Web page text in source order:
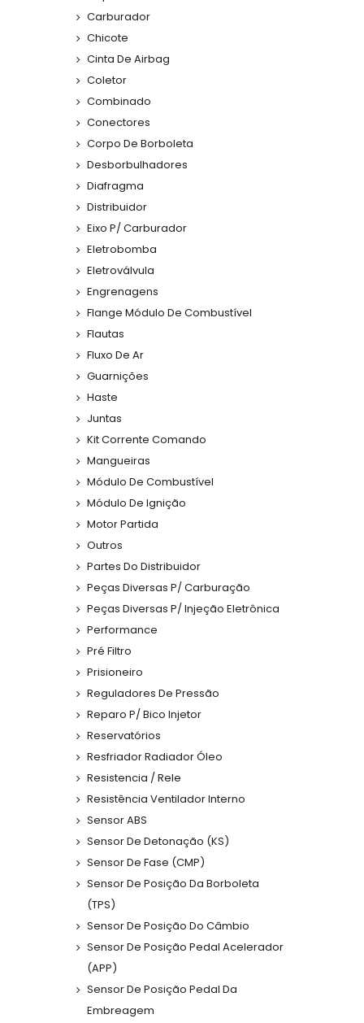
Carburador
Chicote
Cinta De Airbag
Coletor
Combinado
Conectores
Corpo De Borboleta
Desborbulhadores
Diafragma
Distribuidor
Eixo P/ Carburador
Eletrobomba
Eletroválvula
Engrenagens
Flange Módulo De Combustível
Flautas
Fluxo De Ar
Guarnições
Haste
Juntas
Kit Corrente Comando
Mangueiras
Módulo De Combustível
Módulo De Ignição
Motor Partida
Outros
Partes Do Distribuidor
Peças Diversas P/ Carburação
Peças Diversas P/ Injeção Eletrônica
Performance
Pré Filtro
Prisioneiro
Reguladores De Pressão
Reparo P/ Bico Injetor
Reservatórios
Resfriador Radiador Óleo
Resistencia / Rele
Resistência Ventilador Interno
Sensor ABS
Sensor De Detonação (KS)
Sensor De Fase (CMP)
Sensor De Posição Da Borboleta
(TPS)
Sensor De Posição Do Câmbio
Sensor De Posição Pedal Acelerador
(APP)
Sensor De Posição Pedal Da
Embreagem